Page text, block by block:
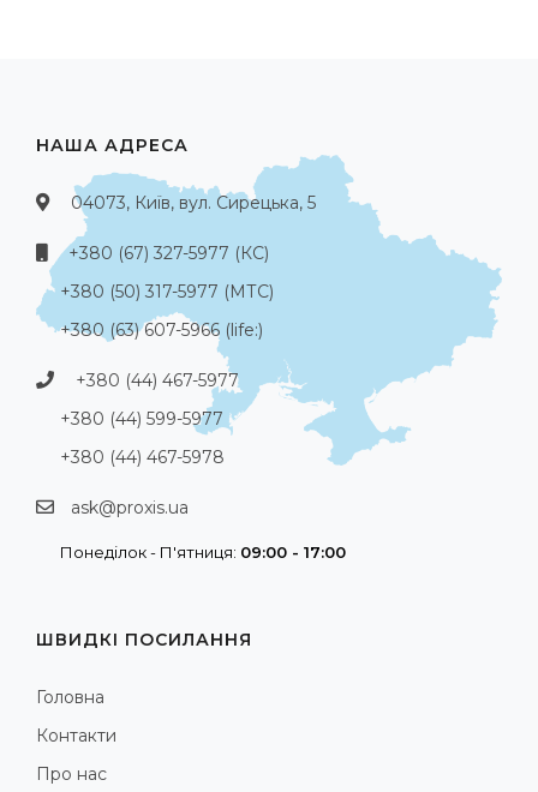
НАША АДРЕСА
04073, Київ, вул. Сирецька, 5
+380 (67) 327-5977 (КС)
+380 (50) 317-5977 (МТС)
+380 (63) 607-5966 (life:)
+380 (44) 467-5977
+380 (44) 599-5977
+380 (44) 467-5978
ask@proxis.ua
Понеділок - П'ятниця: 09:00 - 17:00
ШВИДКІ ПОСИЛАННЯ
Головна
Контакти
Про нас